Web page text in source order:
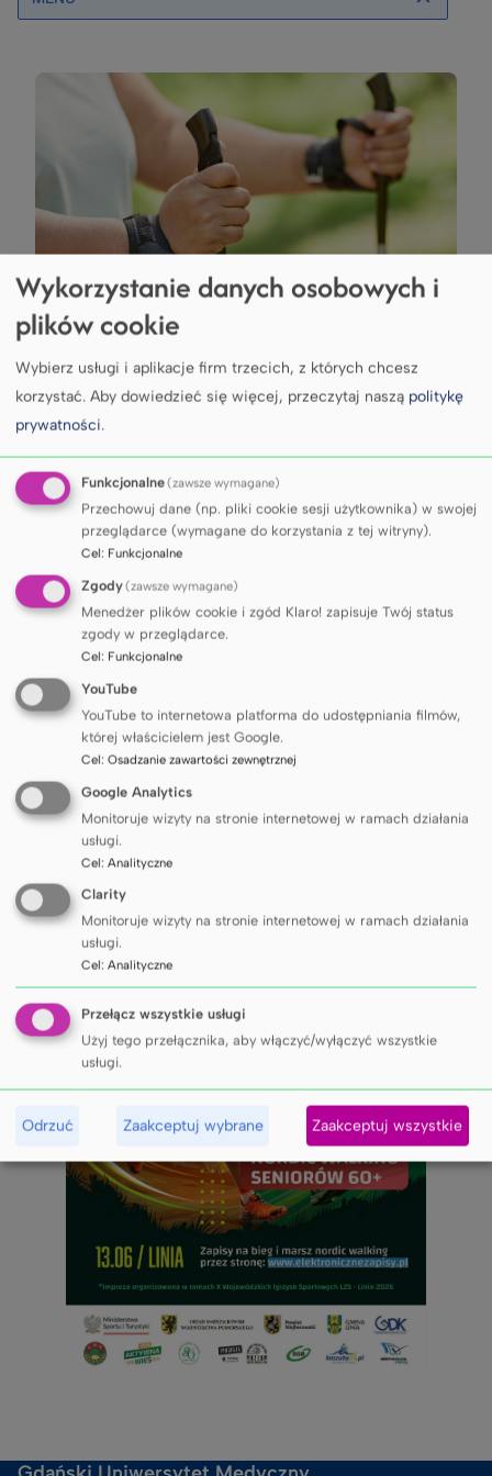
Wydarzenia
sportowe i naukowe
ProjektUltrabadaniewspiera i promuje wydarzenia
sportowe oraz naukowe związane z aktywnością
fizyczną, medycyną sportową, zdrowiem
publicznym, profilaktyką chorób przewlekłych oraz
badaniami nad wysiłkiem fizycznym.
Polecane wydarzenia
Wykorzystanie danych osobowych i
plików cookie
Wybierz usługi i aplikacje firm trzecich, z których chcesz
korzystać. Aby dowiedzieć się więcej, przeczytaj naszą politykę
prywatności.
Funkcjonalne(zawsze wymagane)
Przechowuj dane (np. pliki cookie sesji użytkownika) w swojej
przeglądarce (wymagane do korzystania z tej witryny).
Cel: Funkcjonalne
Zgody(zawsze wymagane)
Menedżer plików cookie i zgód Klaro! zapisuje Twój status
zgody w przeglądarce.
Cel: Funkcjonalne
YouTube
YouTube to internetowa platforma do udostępniania filmów,
której właścicielem jest Google.
Cel: Osadzanie zawartości zewnętrznej
Google Analytics
Monitoruje wizyty na stronie internetowej w ramach działania
usługi.
Cel: Analityczne
Clarity
Monitoruje wizyty na stronie internetowej w ramach działania
usługi.
Cel: Analityczne
Przełącz wszystkie usługi
Użyj tego przełącznika, aby włączyć/wyłączyć wszystkie
usługi.
Odrzuć Zaakceptuj wybrane Zaakceptuj wszystkie